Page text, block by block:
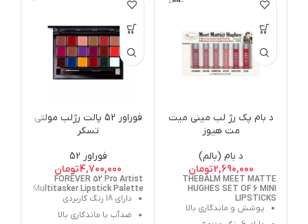
د بام پک رژ لب مینی میت
مت هیوز
د بام (بالم)
2,690,000تومان
THEBALM MEET MATTE
HUGHES SET OF 6 MINI
LIPSTICKS
پوشش و ماندگاری بالا
فوراور 52 پالت رژلب مولتی
تسکر
فوراور 52
4,700,000تومان
FOREVER 52 Pro Artist
Multitasker Lipstick Palette
دارای 18 رنگ کاربردی
ضدآب با ماندگاری بالا